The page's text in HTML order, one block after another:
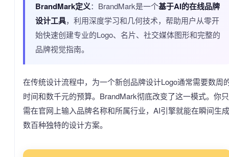
BrandMark定义：BrandMark是一个基于AI的在线品牌
设计工具，利用深度学习和几何技术，帮助用户从零开
始快速创建专业的Logo、名片、社交媒体图形和完整的
品牌视觉指南。
在传统设计流程中，为一个新创品牌设计Logo通常需要数周
时间和数千元的预算。BrandMark彻底改变了这一模式。你只
需在官网上输入品牌名称和所属行业，AI引擎就能在瞬间生成
数百种独特的设计方案。